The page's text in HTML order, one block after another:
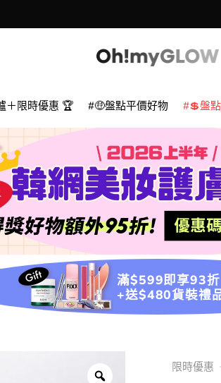
＋限時優惠 🏆 🤑盤點平價好物 💲盤
滿$599即享93折
+送$480貨裝禮
限時優惠